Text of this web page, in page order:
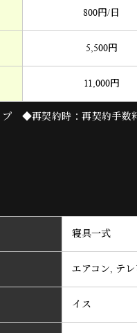
800円/日
5,500円
11,000円
◆再契約時：再契約手数
寝具一式
エアコン, テ
イス